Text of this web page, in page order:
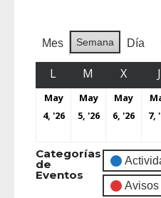
Mes Semana Día
L M X J
May
4, '26
May
5, '26
May
6, '26
7,
Categorías
de
Eventos
Avisos